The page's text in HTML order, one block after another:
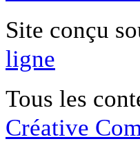
Site conçu
ligne
Tous les
Créative